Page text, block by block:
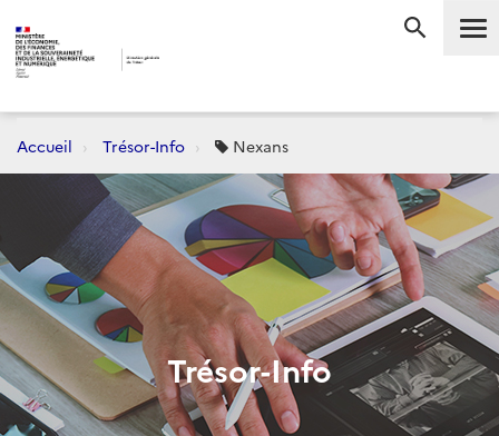
Accueil Trésor-Info Nexans
Trésor-Info